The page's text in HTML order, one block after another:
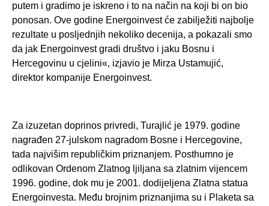
putem i gradimo je iskreno i to na način na koji bi on bio
ponosan. Ove godine Energoinvest će zabilježiti najbolje
rezultate u posljednjih nekoliko decenija, a pokazali smo
da jak Energoinvest gradi društvo i jaku Bosnu i
Hercegovinu u cjelini«, izjavio je Mirza Ustamujić,
direktor kompanije Energoinvest.
Za izuzetan doprinos privredi, Turajlić je 1979. godine
nagrađen 27-julskom nagradom Bosne i Hercegovine,
tada najvišim republičkim priznanjem. Posthumno je
odlikovan Ordenom Zlatnog ljiljana sa zlatnim vijencem
1996. godine, dok mu je 2001. dodijeljena Zlatna statua
Energoinvesta. Među brojnim priznanjima su i Plaketa sa